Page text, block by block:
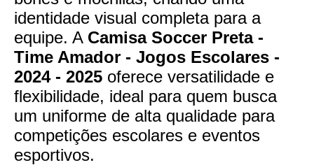
identidade visual completa para a
equipe. A Camisa Soccer Preta -
Time Amador - Jogos Escolares -
2024 - 2025 oferece versatilidade e
flexibilidade, ideal para quem busca
um uniforme de alta qualidade para
competições escolares e eventos
esportivos.